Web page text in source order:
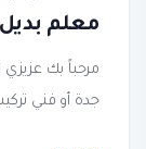
معلم
مرحباً بك
جدة أو فني